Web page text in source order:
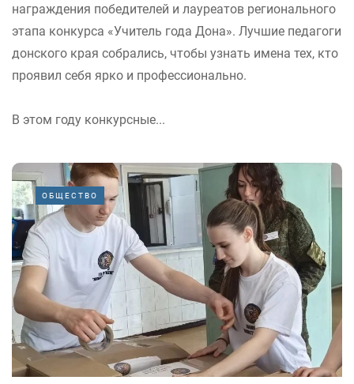
награждения победителей и лауреатов регионального
этапа конкурса «Учитель года Дона». Лучшие педагоги
донского края собрались, чтобы узнать имена тех, кто
проявил себя ярко и профессионально.
В этом году конкурсные...
ОБЩЕСТВО